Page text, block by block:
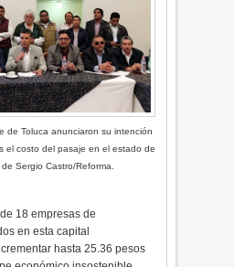
de Toluca anunciaron su intención
el costo del pasaje en el estado de
Sergio Castro/Reforma.
18 empresas de
en esta capital
hasta 25.36 pesos